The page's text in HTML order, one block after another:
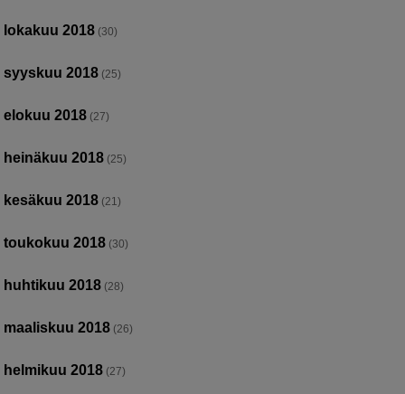
lokakuu 2018 (30)
syyskuu 2018 (25)
elokuu 2018 (27)
heinäkuu 2018 (25)
kesäkuu 2018 (21)
toukokuu 2018 (30)
huhtikuu 2018 (28)
maaliskuu 2018 (26)
helmikuu 2018 (27)